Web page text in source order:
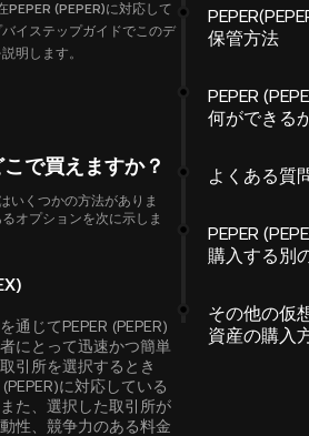
(PEPER)に対応して
イステップガイドでこのデ
明します。
こで買えますか？
いくつかの方法がありま
オプションを次に示しま
通じてPEPER (PEPER)
にとって迅速かつ簡単
引所を選択するとき
に対応している
た、選択した取引所が
性、競争力のある料金
保管方法
PEPER
何ができる
よくある質
PEPER
購入する別
その他の仮
資産の購入